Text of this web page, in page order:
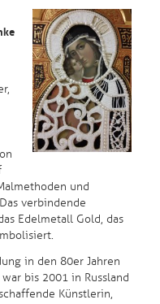
und
verbindende
Edelmetall Gold, das
in den 80er Jahren
bis 2001 in Russland
Künstlerin,